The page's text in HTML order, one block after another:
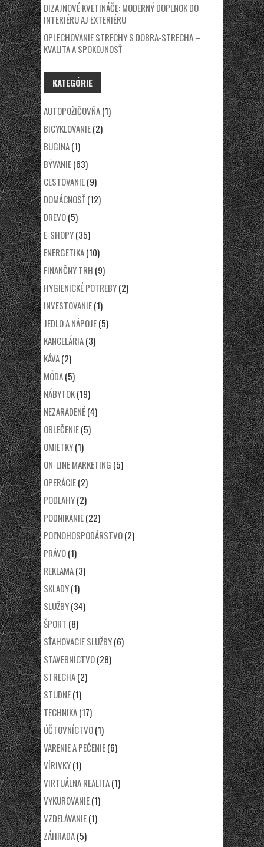
DIZAJNOVÉ KVETINÁČE: MODERNÝ DOPLNOK DO
INTERIÉRU AJ EXTERIÉRU
OPLECHOVANIE STRECHY S DOBRA-STRECHA –
KVALITA A SPOKOJNOSŤ
KATEGÓRIE
AUTOPOŽIČOVŇA(1)
BICYKLOVANIE(2)
BUGINA(1)
BÝVANIE(63)
CESTOVANIE(9)
DOMÁCNOSŤ(12)
DREVO(5)
E-SHOPY(35)
ENERGETIKA(10)
FINANČNÝ TRH (9)
HYGIENICKÉ POTREBY(2)
INVESTOVANIE(1)
JEDLO A NÁPOJE(5)
KANCELÁRIA(3)
KÁVA(2)
MÓDA(5)
NÁBYTOK(19)
NEZARADENÉ(4)
OBLEČENIE(5)
OMIETKY(1)
ON-LINE MARKETING (5)
OPERÁCIE(2)
PODLAHY(2)
PODNIKANIE(22)
POĽNOHOSPODÁRSTVO(2)
PRÁVO(1)
REKLAMA(3)
SKLADY(1)
SLUŽBY(34)
ŠPORT (8)
SŤAHOVACIE SLUŽBY(6)
STAVEBNÍCTVO(28)
STRECHA(2)
STUDNE(1)
TECHNIKA(17)
ÚČTOVNÍCTVO(1)
VARENIE A PEČENIE(6)
VÍRIVKY(1)
VIRTUÁLNA REALITA(1)
VYKUROVANIE(1)
VZDELÁVANIE(1)
ZÁHRADA(5)